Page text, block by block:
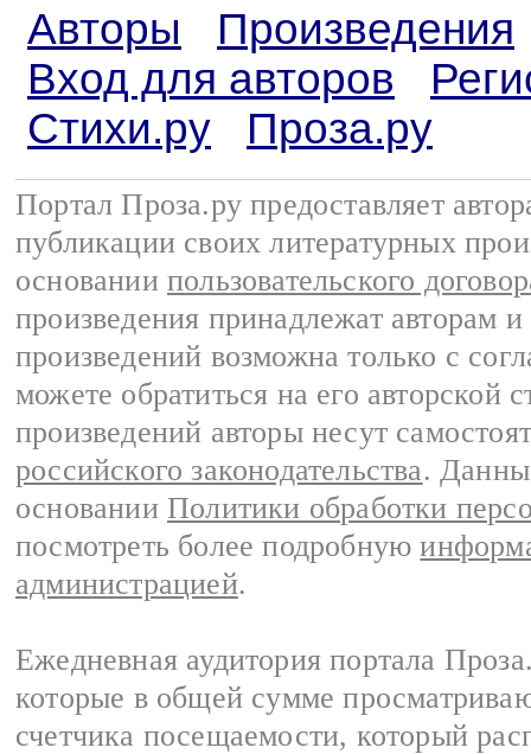
Авторы
Произведения
Вход для авторов
Стихи.ру
Проза.ру
Портал Проза.ру предоставляет
публикации своих литературных
основании пользовательского
произведения принадлежат авторам
произведений возможна только с
можете обратиться на его авторской
произведений авторы несут
российского законодательства.
основании Политики обработки
посмотреть более подробную
администрацией.
Ежедневная аудитория портала
которые в общей сумме
счетчика посещаемости, который